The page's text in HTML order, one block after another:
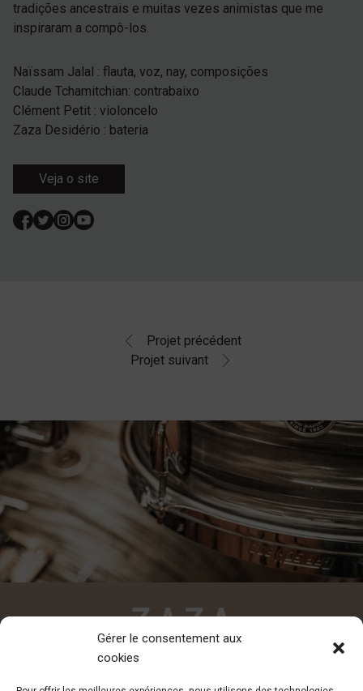
Gérer le consentement aux
cookies
tradições ancestrais e muitas vezes animistas que me
inspiraram a compô-los.
Naïssam Jalal : flauta, voz, nay, composições
Claude Tchamitchian: contrabaixo
Clément Petit : violoncelo
Zaza Desidério : bateria
Veja o site
Projet précédent
Projet suivant